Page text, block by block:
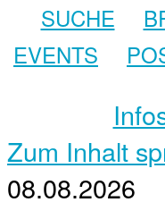
SUCHE
EVENTS
Zum Inhalt
08.08.2026